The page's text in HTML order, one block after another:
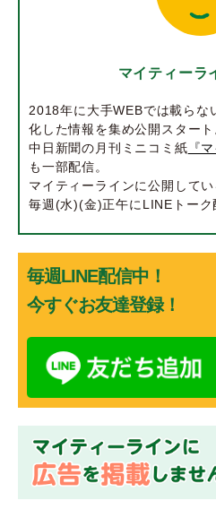
マイティーラ
2018年に大手WEBでは載らな
化した情報を集め公開スタート
中日新聞の月刊ミニコミ紙 『
も一部配信。
マイティーラインに公開して
毎週(水)(金)正午にLINEトーク
毎週LINE配信中！
今すぐお友達登録！